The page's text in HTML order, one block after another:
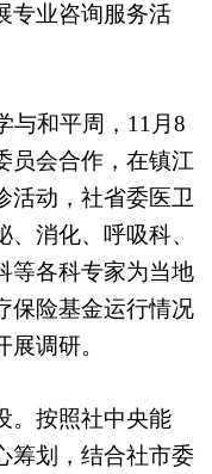
专业咨询服务活
与和平周，11月8
员会合作，在镇江
活动，社省委医卫
消化、呼吸科、
等各科专家为当地
保险基金运行情况
调研。
。按照社中央能
筹划，结合社市委